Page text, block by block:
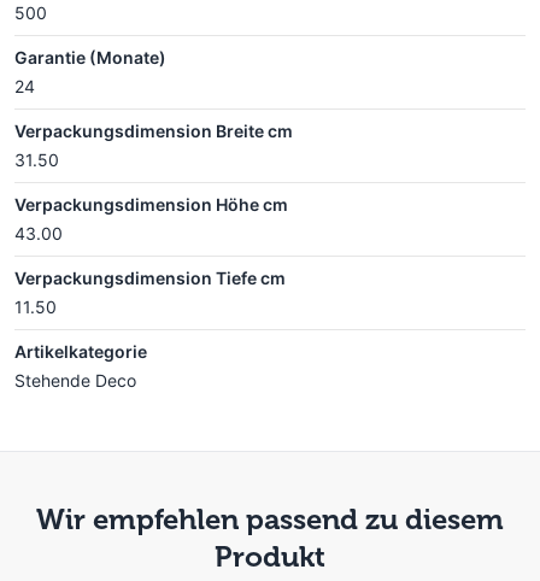
500
Garantie (Monate)
24
Verpackungsdimension Breite cm
31.50
Verpackungsdimension Höhe cm
43.00
Verpackungsdimension Tiefe cm
11.50
Artikelkategorie
Stehende Deco
Wir empfehlen passend zu diesem
Produkt